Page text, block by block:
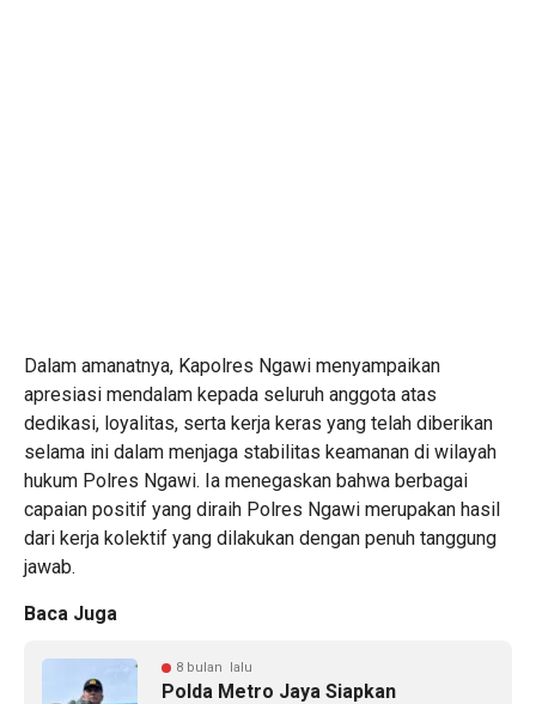
Dalam amanatnya, Kapolres Ngawi menyampaikan
apresiasi mendalam kepada seluruh anggota atas
dedikasi, loyalitas, serta kerja keras yang telah diberikan
selama ini dalam menjaga stabilitas keamanan di wilayah
hukum Polres Ngawi. Ia menegaskan bahwa berbagai
capaian positif yang diraih Polres Ngawi merupakan hasil
dari kerja kolektif yang dilakukan dengan penuh tanggung
jawab.
Baca Juga
8 bulan lalu
Polda Metro Jaya Siapkan